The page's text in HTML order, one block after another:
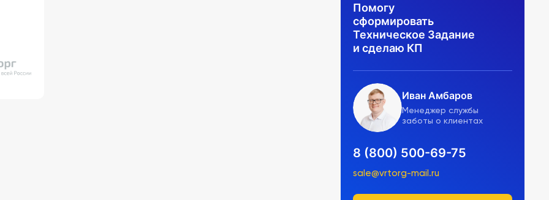
Помогу
сформировать
Техническое Задание
и сделаю КП
Иван Амбаров
Менеджер службы
заботы о клиентах
8 (800) 500-69-75
sale@vrtorg-mail.ru